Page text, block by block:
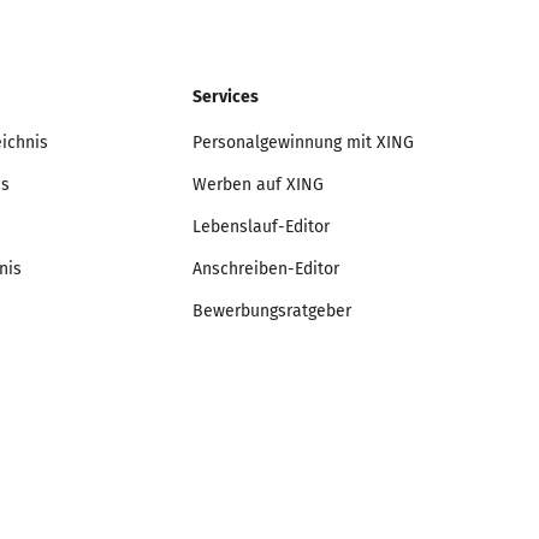
Services
Personalgewinnung mit XING
Werben auf XING
Lebenslauf-Editor
Anschreiben-Editor
Bewerbungsratgeber